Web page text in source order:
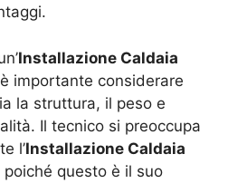
Installazione Caldaia
è importante considerare
la struttura, il peso e
Il tecnico si preoccupa
l’Installazione Caldaia
poiché questo è il suo